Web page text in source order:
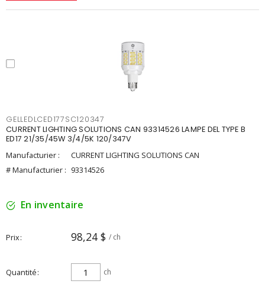
GELLEDLCED177SC120347
CURRENT LIGHTING SOLUTIONS CAN 93314526 LAMPE DEL TYPE B
ED17 21/35/45W 3/4/5K 120/347V
Manufacturier :
CURRENT LIGHTING SOLUTIONS CAN
# Manufacturier : 93314526
En inventaire
Prix 98,24 $ / ch
Quantité ch